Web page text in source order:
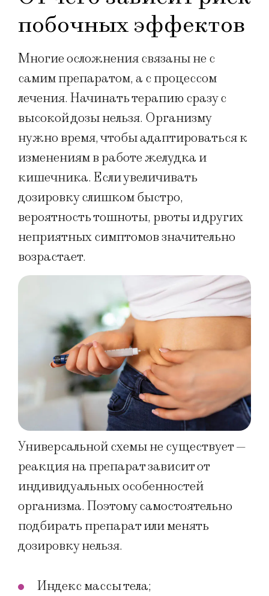
побочных эффектов
Многие осложнения связаны не с
самим препаратом, а с процессом
лечения. Начинать терапию сразу с
высокой дозы нельзя. Организму
нужно время, чтобы адаптироваться к
изменениям в работе желудка и
кишечника. Если увеличивать
дозировку слишком быстро,
вероятность тошноты, рвоты и других
неприятных симптомов значительно
возрастает.
Универсальной схемы не существует —
реакция на препарат зависит от
индивидуальных особенностей
организма. Поэтому самостоятельно
подбирать препарат или менять
дозировку нельзя.
Индекс массы тела;